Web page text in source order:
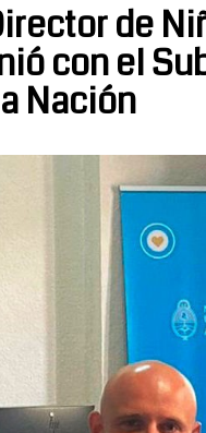
de
con el
Nación